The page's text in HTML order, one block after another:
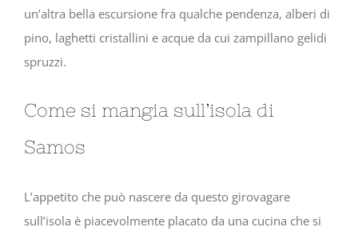
un’altra bella escursione fra qualche pendenza, alberi di
pino, laghetti cristallini e acque da cui zampillano gelidi
spruzzi.
Come si mangia sull’isola di
Samos
L’appetito che può nascere da questo girovagare
sull’isola è piacevolmente placato da una cucina che si